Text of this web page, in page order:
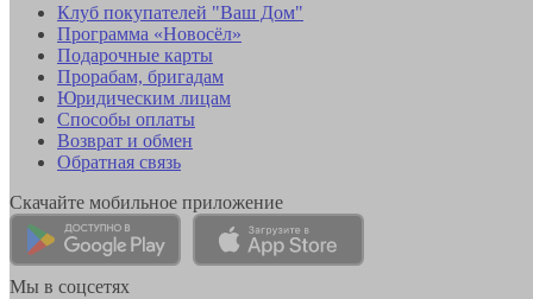
Клуб покупателей "Ваш Дом"
Программа «Новосёл»
Подарочные карты
Прорабам, бригадам
Юридическим лицам
Способы оплаты
Возврат и обмен
Обратная связь
Скачайте мобильное приложение
Мы в соцсетях